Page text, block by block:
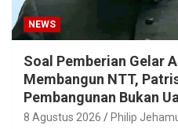
NEWS
Soal Pemberian Gelar
Membangun NTT,
Pembangunan Bukan
8 Agustus 2026 Philip